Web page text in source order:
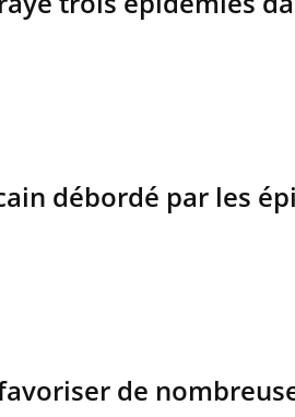
débordé par les
de
qui la rend
patients comme parfois